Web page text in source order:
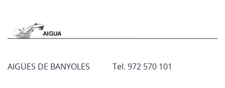
AIGÜES DE BANYOLES Tel. 972 570 101